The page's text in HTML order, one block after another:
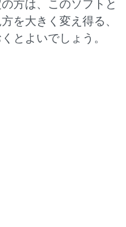
方は、このソフトと
を大きく変え得る、
とよいでしょう。